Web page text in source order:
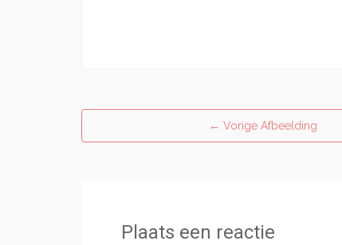
← Vorige Afbeelding
Plaats een reactie